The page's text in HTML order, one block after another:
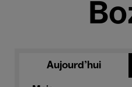
Aujourd'hui